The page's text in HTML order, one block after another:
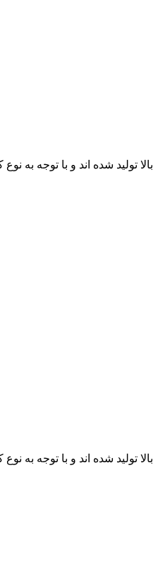
شده اند و با توجه به نوع
شده اند و با توجه به نوع